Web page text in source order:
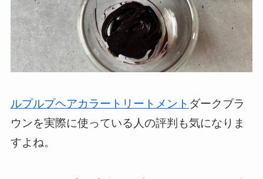
ルプルプヘアカラートリートメント ダークブラ
ウンを実際に使っている人の評判も気になりま
すよね。